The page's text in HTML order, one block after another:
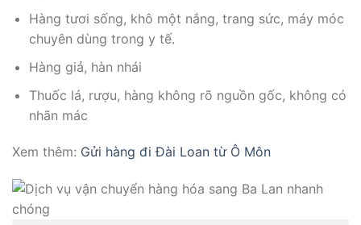
Hàng tươi sống, khô một nắng, trang sức, máy móc
chuyên dùng trong y tế.
Hàng giả, hàn nhái
Thuốc lá, rượu, hàng không rõ nguồn gốc, không có
nhãn mác
Xem thêm: Gửi hàng đi Đài Loan từ Ô Môn